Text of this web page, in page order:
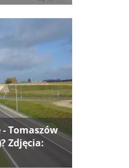
- Tomaszów
Zdjęcia: